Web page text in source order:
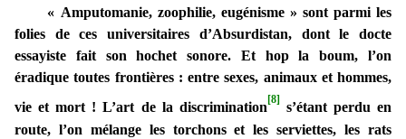
« Amputomanie, zoophilie, eugénisme » sont parmi les
folies de ces universitaires d’Absurdistan, dont le docte
essayiste fait son hochet sonore. Et hop la boum, l’on
éradique toutes frontières : entre sexes, animaux et hommes,
vie et mort ! L’art de la discrimination [8]s’étant perdu en
route, l’on mélange les torchons et les serviettes, les rats